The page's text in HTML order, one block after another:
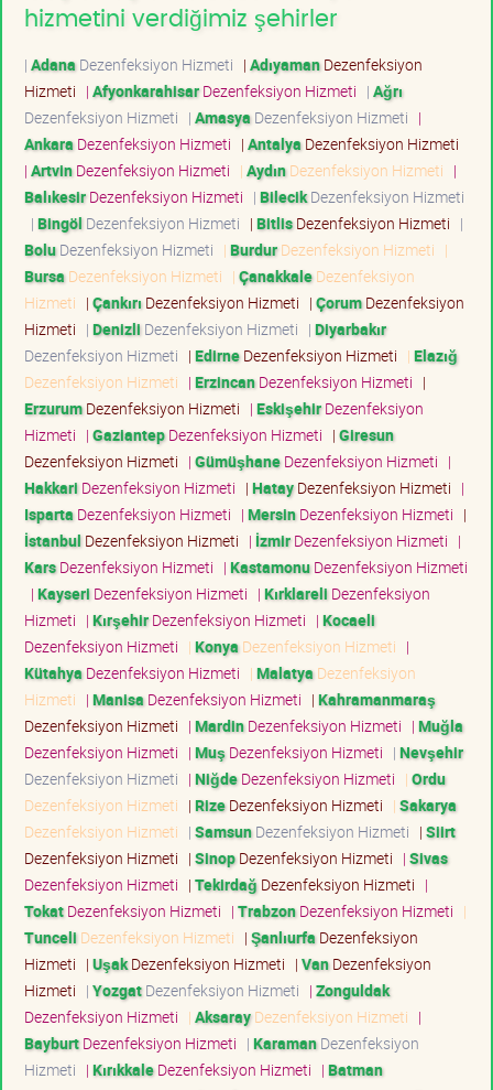
hizmetini verdiğimiz şehirler
| Adana Dezenfeksiyon Hizmeti | AdıyamanDezenfeksiyon
Hizmeti | AfyonkarahisarDezenfeksiyon Hizmeti | Ağrı
Dezenfeksiyon Hizmeti | Amasya Dezenfeksiyon Hizmeti |
Ankara Dezenfeksiyon Hizmeti | Antalya Dezenfeksiyon Hizmeti
| ArtvinDezenfeksiyon Hizmeti | AydınDezenfeksiyon Hizmeti |
BalıkesirDezenfeksiyon Hizmeti | BilecikDezenfeksiyon Hizmeti
| Bingöl Dezenfeksiyon Hizmeti | BitlisDezenfeksiyon Hizmeti |
BoluDezenfeksiyon Hizmeti | BurdurDezenfeksiyon Hizmeti |
Bursa Dezenfeksiyon Hizmeti | ÇanakkaleDezenfeksiyon
Hizmeti | Çankırı Dezenfeksiyon Hizmeti | ÇorumDezenfeksiyon
Hizmeti | Denizli Dezenfeksiyon Hizmeti | Diyarbakır
Dezenfeksiyon Hizmeti | EdirneDezenfeksiyon Hizmeti | Elazığ
Dezenfeksiyon Hizmeti | ErzincanDezenfeksiyon Hizmeti |
ErzurumDezenfeksiyon Hizmeti | EskişehirDezenfeksiyon
Hizmeti | GaziantepDezenfeksiyon Hizmeti | Giresun
Dezenfeksiyon Hizmeti | GümüşhaneDezenfeksiyon Hizmeti |
Hakkari Dezenfeksiyon Hizmeti | HatayDezenfeksiyon Hizmeti |
Isparta Dezenfeksiyon Hizmeti | MersinDezenfeksiyon Hizmeti |
İstanbul Dezenfeksiyon Hizmeti | İzmirDezenfeksiyon Hizmeti |
KarsDezenfeksiyon Hizmeti | KastamonuDezenfeksiyon Hizmeti
| Kayseri Dezenfeksiyon Hizmeti | Kırklareli Dezenfeksiyon
Hizmeti | KırşehirDezenfeksiyon Hizmeti | Kocaeli
Dezenfeksiyon Hizmeti | Konya Dezenfeksiyon Hizmeti |
Kütahya Dezenfeksiyon Hizmeti | Malatya Dezenfeksiyon
Hizmeti | Manisa Dezenfeksiyon Hizmeti | Kahramanmaraş
Dezenfeksiyon Hizmeti | MardinDezenfeksiyon Hizmeti | Muğla
Dezenfeksiyon Hizmeti | Muş Dezenfeksiyon Hizmeti | Nevşehir
Dezenfeksiyon Hizmeti | NiğdeDezenfeksiyon Hizmeti | Ordu
Dezenfeksiyon Hizmeti | RizeDezenfeksiyon Hizmeti | Sakarya
Dezenfeksiyon Hizmeti | SamsunDezenfeksiyon Hizmeti | Siirt
Dezenfeksiyon Hizmeti | SinopDezenfeksiyon Hizmeti | Sivas
Dezenfeksiyon Hizmeti | Tekirdağ Dezenfeksiyon Hizmeti |
TokatDezenfeksiyon Hizmeti | TrabzonDezenfeksiyon Hizmeti |
Tunceli Dezenfeksiyon Hizmeti | Şanlıurfa Dezenfeksiyon
Hizmeti | UşakDezenfeksiyon Hizmeti | VanDezenfeksiyon
Hizmeti | YozgatDezenfeksiyon Hizmeti | Zonguldak
Dezenfeksiyon Hizmeti | AksarayDezenfeksiyon Hizmeti |
BayburtDezenfeksiyon Hizmeti | KaramanDezenfeksiyon
Hizmeti | KırıkkaleDezenfeksiyon Hizmeti | Batman